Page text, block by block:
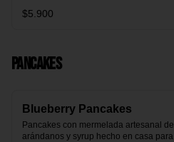
$5.900
Pancakes
Blueberry Pancakes
Pancakes con mermelada artesanal de
arándanos y syrup hecho en casa para